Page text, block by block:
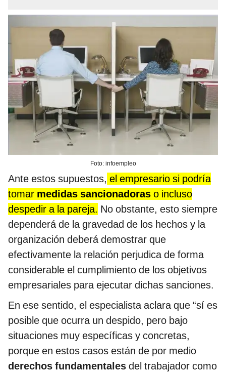
Foto: infoempleo
Ante estos supuestos, el empresario si podría
tomar medidas sancionadoras o incluso
despedir a la pareja. No obstante, esto siempre
dependerá de la gravedad de los hechos y la
organización deberá demostrar que
efectivamente la relación perjudica de forma
considerable el cumplimiento de los objetivos
empresariales para ejecutar dichas sanciones.
En ese sentido, el especialista aclara que “sí es
posible que ocurra un despido, pero bajo
situaciones muy específicas y concretas,
porque en estos casos están de por medio
derechos fundamentales del trabajador como